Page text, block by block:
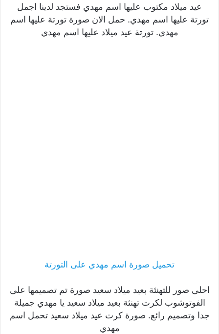
عيد ميلاد مكتوب عليها اسم مهدي فستجد لدينا اجمل
تورتة عليها اسم مهدي. حمل الان صورة تورتة عليها اسم
مهدي. تورتة عيد ميلاد عليها اسم مهدي
تحميل صورة اسم مهدي على التورتة
احلى صور للتهنئة بعيد ميلاد سعيد صورة تم تصميمها على
الفوتوشوب لكرت تهنئة بعيد ميلاد سعيد يا مهدي جميلة
جدا وتصميم رائع. صورة كرت عيد ميلاد سعيد تحمل اسم
مهدي